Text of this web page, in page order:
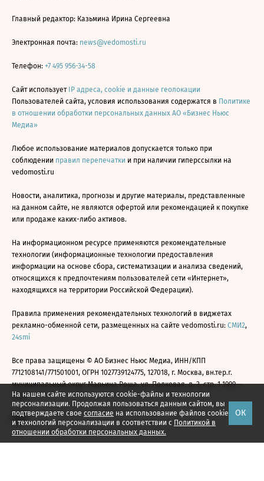
На нашем сайте используются cookie-файлы и технологии
персонализации. Продолжая пользоваться данным сайтом, вы
подтверждаете свое согласие на использование файлов cookie
и технологий персонализации в соответствии с Политикой в
отношении обработки персональных данных.
ОК
Главный редактор: Казьмина Ирина Сергеевна
Электронная почта: news@vedomosti.ru
Телефон: +7 495 956-34-58
Сайт использует IP адреса, cookie и данные геолокации
Пользователей сайта, условия использования содержатся в Политике
в отношении обработки персональных данных АО «Бизнес Ньюс
Медиа»
Любое использование материалов допускается только при
соблюдении правил перепечатки и при наличии гиперссылки на
vedomosti.ru
Новости, аналитика, прогнозы и другие материалы, представленные
на данном сайте, не являются офертой или рекомендацией к покупке
или продаже каких-либо активов.
На информационном ресурсе применяются рекомендательные
технологии (информационные технологии предоставления
информации на основе сбора, систематизации и анализа сведений,
относящихся к предпочтениям пользователей сети «Интернет»,
находящихся на территории Российской Федерации).
Правила применения рекомендательных технологий в виджетах
рекламно-обменной сети, размещенных на сайте vedomosti.ru: СМИ2,
24smi
Все права защищены © АО Бизнес Ньюс Медиа, ИНН/КПП
7712108141/771501001, ОГРН 1027739124775, 127018, г. Москва, вн.тер.г.
муниципальный округ Марьина Роща, ул. Полковая, д. 3, стр. 1 1999—
2026